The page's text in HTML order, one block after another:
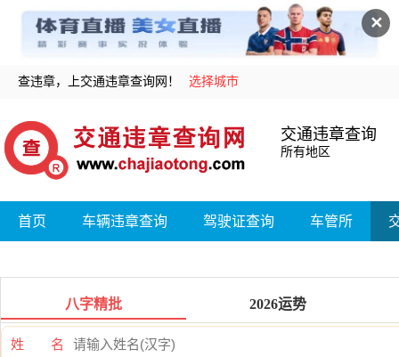
✕
查违章，上交通违章查询网！ 选择城市
交通违章查询
所有地区
首页 车辆违章查询 驾驶证查询 车管所
八字精批 2026运势
姓 名